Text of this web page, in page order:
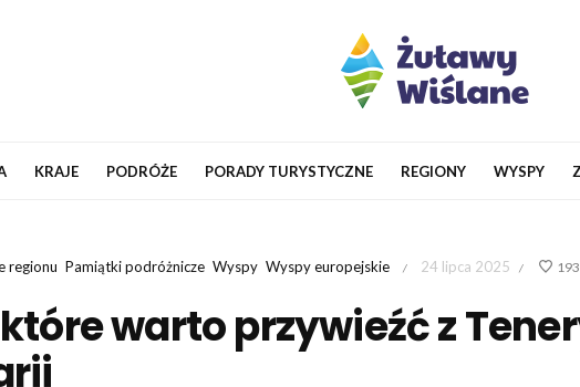
KRAJE PODRÓŻE PORADY TURYSTYCZNE REGIONY WYSPY
regionu Pamiątki podróżnicze Wyspy Wyspy europejskie / 24 lipca 2025 / 193
warto przywieźć z